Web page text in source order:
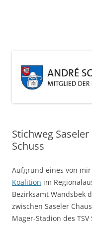
Stichweg
Schuss
Aufgrund eines von
Koalition im
Bezirksamt Wandsbek
zwischen Saseler
Mager-Stadion des